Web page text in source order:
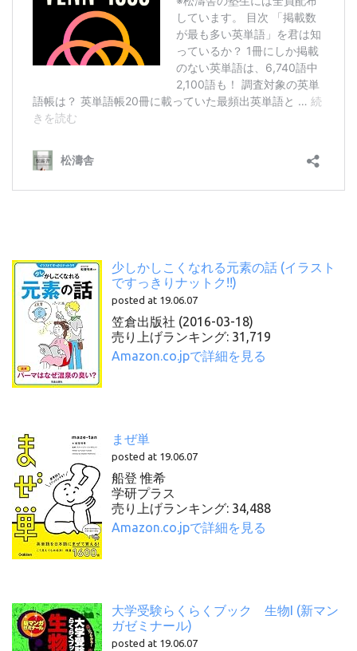
少しかしこくなれる元素の話 (イラスト
ですっきりナットク!!)
posted at 19.06.07
笠倉出版社 (2016-03-18)
売り上げランキング: 31,719
Amazon.co.jpで詳細を見る
まぜ単
posted at 19.06.07
船登 惟希
学研プラス
売り上げランキング: 34,488
Amazon.co.jpで詳細を見る
大学受験らくらくブック 生物I (新マン
ガゼミナール)
posted at 19.06.07